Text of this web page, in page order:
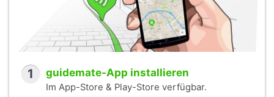
1 guidemate-App installieren
Im App-Store & Play-Store verfügbar.